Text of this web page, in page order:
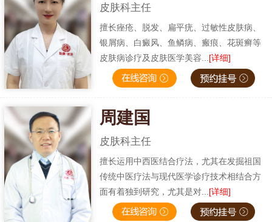
皮肤科主任
擅长痤疮、脱发、扁平疣、过敏性皮肤病、
银屑病、白癜风、鱼鳞病、瘢痕、花斑癣等
皮肤病诊疗及皮肤医学美容... [详细]
周建国
皮肤科主任
擅长运用中西医结合疗法，尤其在发掘祖国
传统中医疗法与现代医学诊疗技术相结合方
面有着独到研究，尤其是对... [详细]